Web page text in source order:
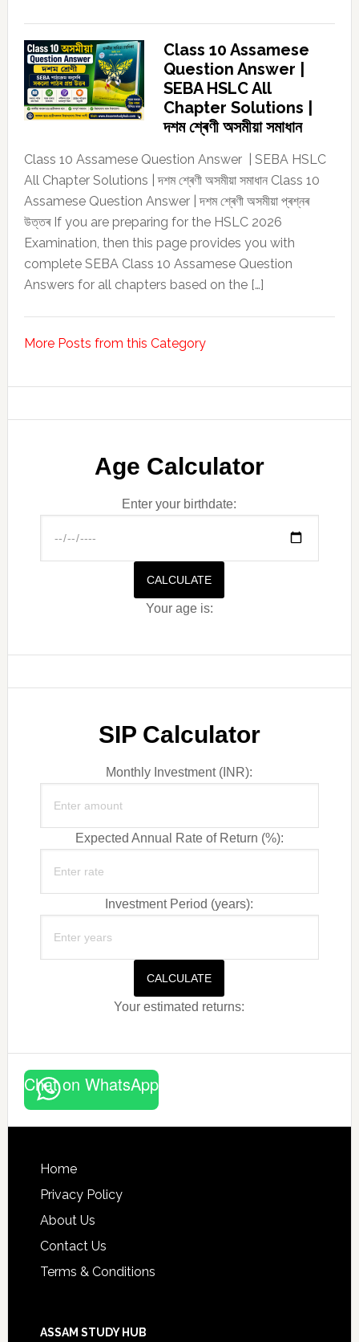
Class 10 Assamese
Question Answer |
SEBA HSLC All
Chapter Solutions |
দশম শ্ৰেণী অসমীয়া সমাধান
Class 10 Assamese Question Answer | SEBA HSLC
All Chapter Solutions | দশম শ্ৰেণী অসমীয়া সমাধান Class 10
Assamese Question Answer | দশম শ্ৰেণী অসমীয়া প্ৰশ্নৰ
উত্তৰ If you are preparing for the HSLC 2026
Examination, then this page provides you with
complete SEBA Class 10 Assamese Question
Answers for all chapters based on the […]
More Posts from this Category
Age Calculator
Enter your birthdate:
CALCULATE
Your age is:
SIP Calculator
Monthly Investment (INR):
Expected Annual Rate of Return (%):
Investment Period (years):
CALCULATE
Your estimated returns:
Chat on WhatsApp
Footer
Home
Privacy Policy
About Us
Contact Us
Terms & Conditions
ASSAM STUDY HUB